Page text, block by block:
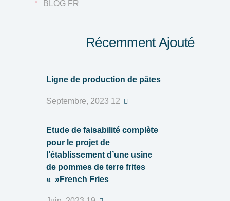
BLOG FR
Récemment Ajouté
Ligne de production de pâtes
Etude de faisabilité complète
pour le projet de
l’établissement d’une usine
de pommes de terre frites
»French Fries »